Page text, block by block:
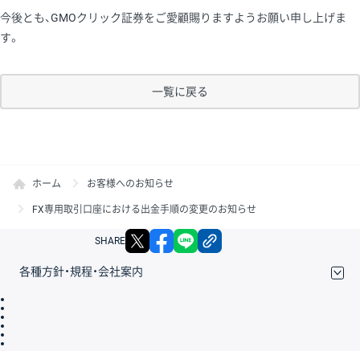
今後とも、GMOクリック証券をご愛顧賜りますようお願い申し上げま
す。
一覧に戻る
ホーム お客様へのお知らせ
FX専用取引口座における出金手順の変更のお知らせ
SHARE X facebook
各種方針・規程・会社案内